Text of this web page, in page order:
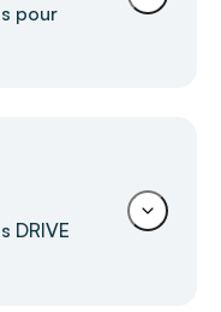
pour
–
DRIVE
DRIVE